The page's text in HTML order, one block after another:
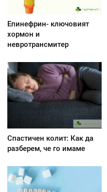
Епинефрин- ключовият
хормон и
невротрансмитер
Спастичен колит: Как да
разберем, че го имаме